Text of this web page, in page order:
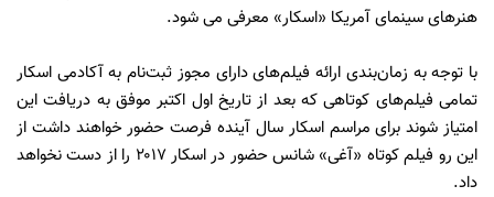
هنرهای سينمای آمريكا «اسكار» معرفی می شود.
با توجه به زمان‌بندی ارائه فيلم‌های دارای مجوز ثبت‌نام به آكادمی اسكار
تمامی فيلم‌های كوتاهی كه بعد از تاريخ اول اكتبر موفق به دريافت اين
امتياز شوند برای مراسم اسكار سال آينده فرصت حضور خواهند داشت از
اين‌ رو فيلم كوتاه «آغی» شانس حضور در اسكار ۲۰۱۷ را از دست نخواهد
داد.